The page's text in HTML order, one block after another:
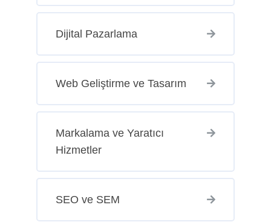
Dijital Pazarlama
Web Geliştirme ve Tasarım
Markalama ve Yaratıcı
Hizmetler
SEO ve SEM